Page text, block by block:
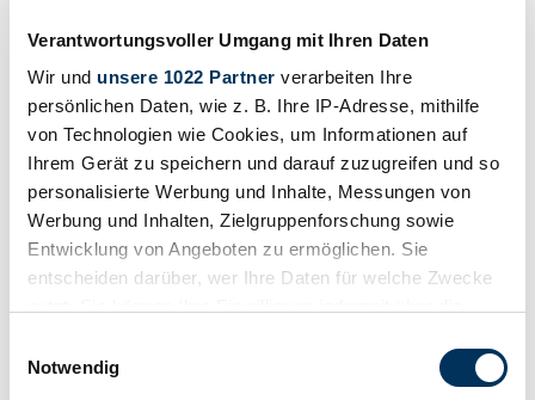
Verantwortungsvoller Umgang mit Ihren Daten
Wir und unsere 1022 Partner verarbeiten Ihre
persönlichen Daten, wie z. B. Ihre IP-Adresse, mithilfe
von Technologien wie Cookies, um Informationen auf
Ihrem Gerät zu speichern und darauf zuzugreifen und so
personalisierte Werbung und Inhalte, Messungen von
Werbung und Inhalten, Zielgruppenforschung sowie
Entwicklung von Angeboten zu ermöglichen. Sie
entscheiden darüber, wer Ihre Daten für welche Zwecke
Trigger Symbol ändern oder widerrufen
Notwendig
Vendedor
Anuncio caducado